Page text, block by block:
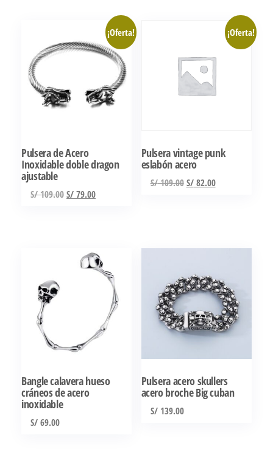
¡Oferta!
Pulsera de Acero
Inoxidable doble dragon
ajustable
S/109.00El
S/ 109.00.
S/79.00El
S/ 79.00.
¡Oferta!
Pulsera vintage punk
eslabón acero
S/109.00 El
S/82.00El
Bangle calavera hueso
cráneos de acero
inoxidable
S/69.00
Pulsera acero skullers
acero broche Big cuban
S/139.00